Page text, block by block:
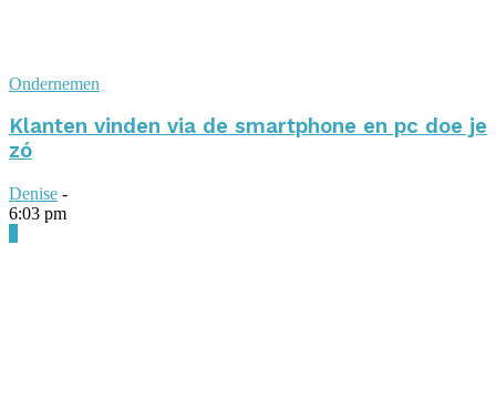
Ondernemen
Klanten vinden via de smartphone en pc doe je
zó
Denise -
6:03 pm